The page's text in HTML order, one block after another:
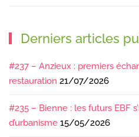
Derniers articles
#237 – Anzieux : premiers
restauration 21/07/2026
#235 – Bienne : les futurs EBF
d’urbanisme 15/05/2026